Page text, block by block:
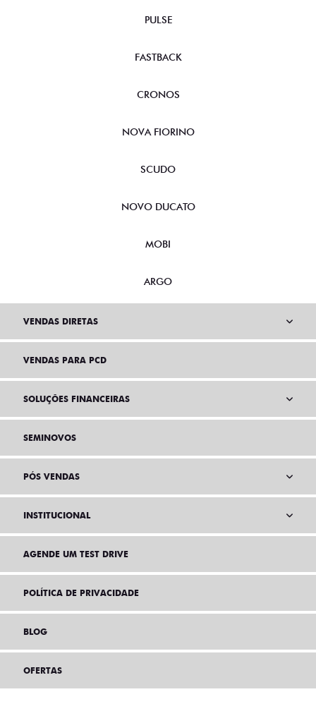
PULSE
FASTBACK
CRONOS
NOVA FIORINO
SCUDO
NOVO DUCATO
MOBI
ARGO
VENDAS DIRETAS
VENDAS PARA PCD
SOLUÇÕES FINANCEIRAS
SEMINOVOS
PÓS VENDAS
INSTITUCIONAL
AGENDE UM TEST DRIVE
POLÍTICA DE PRIVACIDADE
BLOG
OFERTAS